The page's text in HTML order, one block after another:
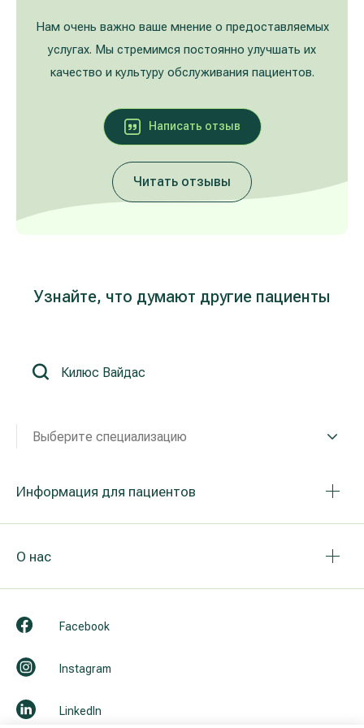
Нам очень важно ваше мнение о предоставляемых
услугах. Мы стремимся постоянно улучшать их
качество и культуру обслуживания пациентов.
Написать oтзыв
Читать отзывы
Узнайте, что думают другие пациенты
Выберите специализацию
Информация для пациентов
О нас
Facebook
Instagram
LinkedIn
Лечение расширенных вен на ногах
Неврология и психиатрия
Лечение заболеваний уха, горла, носа
Реабилитация и спортивная медицина
Все услуги
Galerija